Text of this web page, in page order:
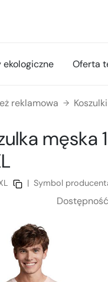
ekologiczne Oferta
reklamowa →
męska
| Symbol